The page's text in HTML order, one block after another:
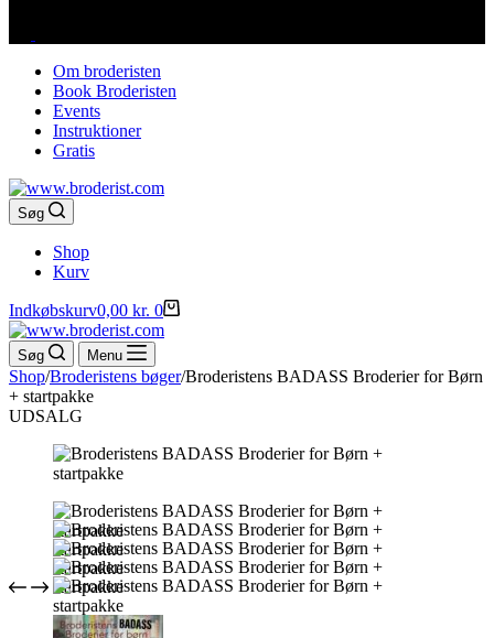
Om broderisten
Book Broderisten
Events
Instruktioner
Gratis
Søg
Shop
Kurv
Indkøbskurv0,00 kr. 0
Søg Menu
Shop/Broderistens bøger/Broderistens BADASS Broderier for Børn
+ startpakke
UDSALG